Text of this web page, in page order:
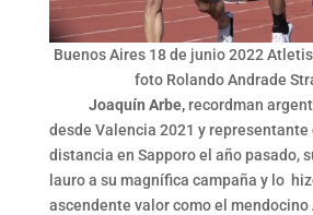
Buenos Aires 18 de junio 2022
foto Rolando Andrade
Joaquín Arbe,recordman
desde Valencia 2021 y representante
distancia en Sapporo el año pasado,
lauro a su magnífica campaña y lo
ascendente valor como el mendocino